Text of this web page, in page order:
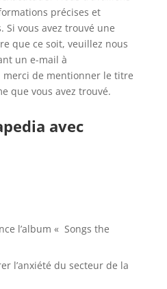
précises et
vous avez trouvé une
que ce soit, veuillez nous
un e-mail à
merci de mentionner le titre
que vous avez trouvé.
avec
l’album « Songs the
l’anxiété du secteur de la